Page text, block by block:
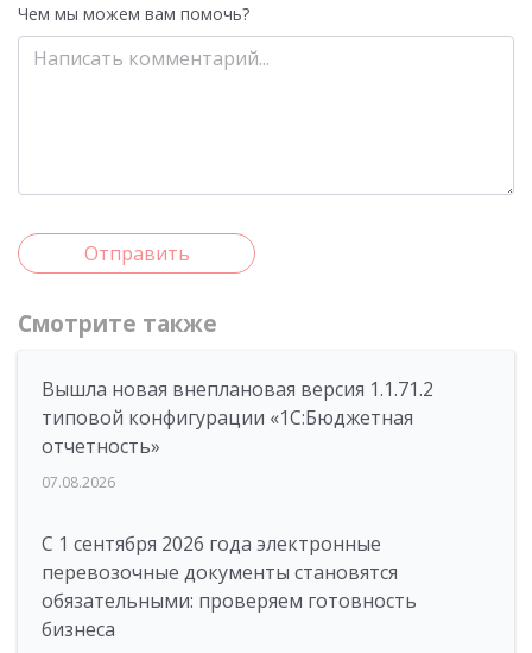
Чем мы можем вам помочь?
Отправить
Смотрите также
Вышла новая внеплановая версия 1.1.71.2
типовой конфигурации «1C:Бюджетная
отчетность»
07.08.2026
С 1 сентября 2026 года электронные
перевозочные документы становятся
обязательными: проверяем готовность
бизнеса